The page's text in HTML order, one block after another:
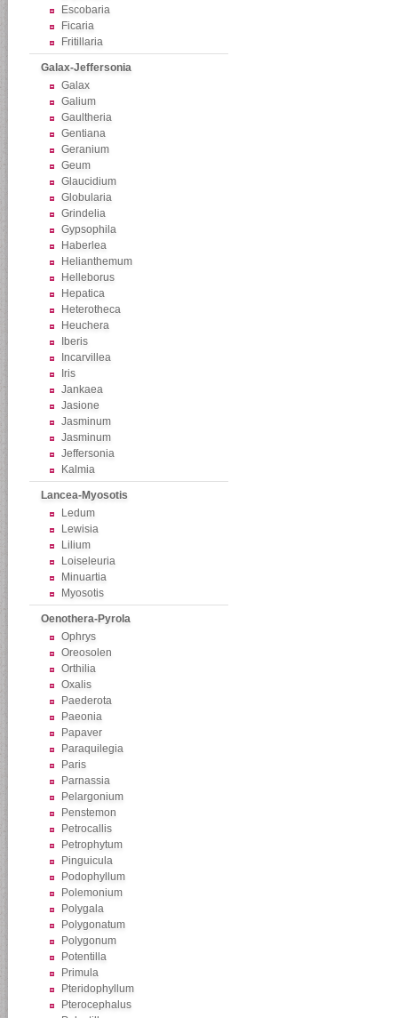
Escobaria
Ficaria
Fritillaria
Galax-Jeffersonia
Galax
Galium
Gaultheria
Gentiana
Geranium
Geum
Glaucidium
Globularia
Grindelia
Gypsophila
Haberlea
Helianthemum
Helleborus
Hepatica
Heterotheca
Heuchera
Iberis
Incarvillea
Iris
Jankaea
Jasione
Jasminum
Jasminum
Jeffersonia
Kalmia
Lancea-Myosotis
Ledum
Lewisia
Lilium
Loiseleuria
Minuartia
Myosotis
Oenothera-Pyrola
Ophrys
Oreosolen
Orthilia
Oxalis
Paederota
Paeonia
Papaver
Paraquilegia
Paris
Parnassia
Pelargonium
Penstemon
Petrocallis
Petrophytum
Pinguicula
Podophyllum
Polemonium
Polygala
Polygonatum
Polygonum
Potentilla
Primula
Pteridophyllum
Pterocephalus